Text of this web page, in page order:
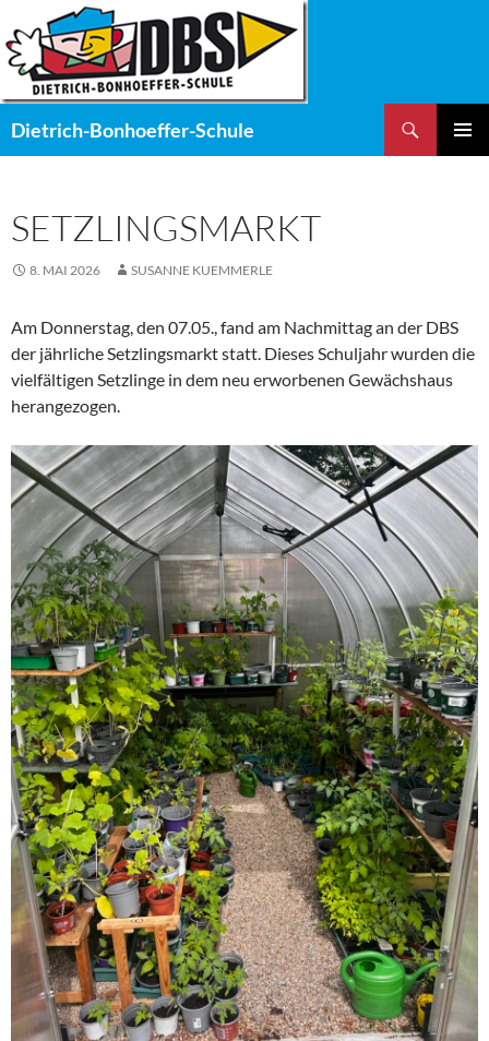
Inhalt
springen
Dietrich-Bonhoeffer-Schule
SETZLINGSMARKT
8. MAI 2026 SUSANNE KUEMMERLE
Am Donnerstag, den 07.05., fand am Nachmittag an der DBS
der jährliche Setzlingsmarkt statt. Dieses Schuljahr wurden die
vielfältigen Setzlinge in dem neu erworbenen Gewächshaus
herangezogen.